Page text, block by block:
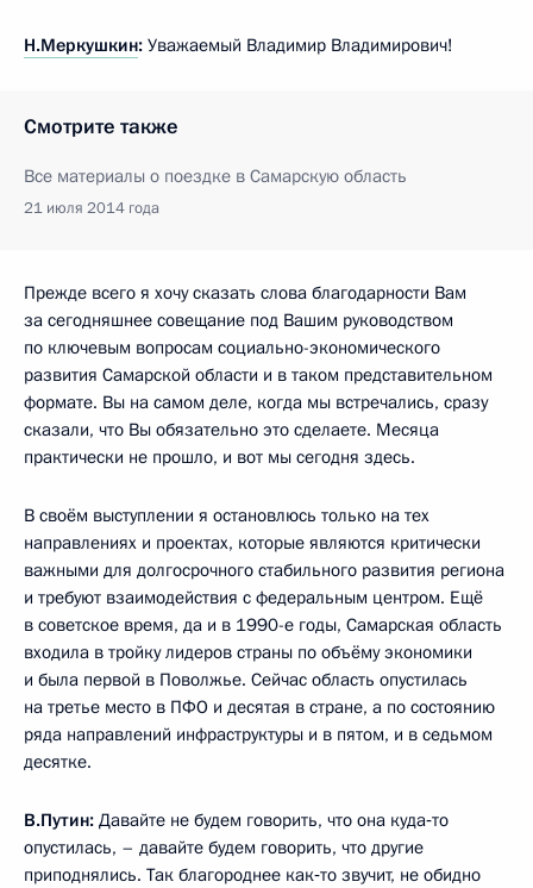
Н.Меркушкин: Уважаемый Владимир Владимирович!
Смотрите также
Все материалы о поездке в Самарскую область
21 июля 2014 года
Прежде всего я хочу сказать слова благодарности Вам
за сегодняшнее совещание под Вашим руководством
по ключевым вопросам социально-экономического
развития Самарской области и в таком представительном
формате. Вы на самом деле, когда мы встречались, сразу
сказали, что Вы обязательно это сделаете. Месяца
практически не прошло, и вот мы сегодня здесь.
В своём выступлении я остановлюсь только на тех
направлениях и проектах, которые являются критически
важными для долгосрочного стабильного развития региона
и требуют взаимодействия с федеральным центром. Ещё
в советское время, да и в 1990-е годы, Самарская область
входила в тройку лидеров страны по объёму экономики
и была первой в Поволжье. Сейчас область опустилась
на третье место в ПФО и десятая в стране, а по состоянию
ряда направлений инфраструктуры и в пятом, и в седьмом
десятке.
В.Путин: Давайте не будем говорить, что она куда‑то
опустилась, – давайте будем говорить, что другие
приподнялись. Так благороднее как‑то звучит, не обидно